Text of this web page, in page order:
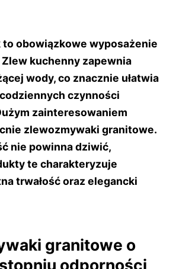
obowiązkowe wyposażenie
kuchenny zapewnia
wody, co znacznie ułatwia
czynności
zainteresowaniem
zlewozmywaki granitowe.
nie powinna dziwić,
te charakteryzuje
trwałość oraz elegancki
granitowe o
odporności